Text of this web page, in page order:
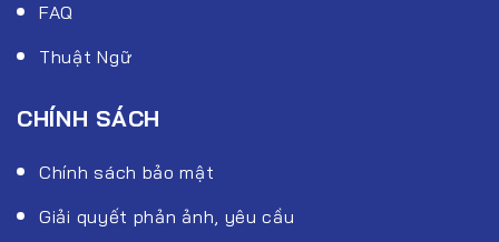
FAQ
Thuật Ngữ
CHÍNH SÁCH
Chính sách bảo mật
Giải quyết phản ảnh, yêu cầu